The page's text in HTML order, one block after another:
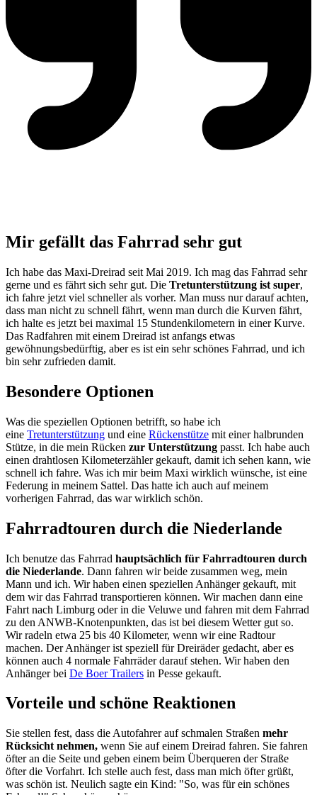
Mir gefällt das Fahrrad sehr gut
Ich habe das Maxi-Dreirad seit Mai 2019. Ich mag das Fahrrad sehr
gerne und es fährt sich sehr gut. Die Tretunterstützung ist super,
ich fahre jetzt viel schneller als vorher. Man muss nur darauf achten,
dass man nicht zu schnell fährt, wenn man durch die Kurven fährt,
ich halte es jetzt bei maximal 15 Stundenkilometern in einer Kurve.
Das Radfahren mit einem Dreirad ist anfangs etwas
gewöhnungsbedürftig, aber es ist ein sehr schönes Fahrrad, und ich
bin sehr zufrieden damit.
Besondere Optionen
Was die speziellen Optionen betrifft, so habe ich
eine Tretunterstützung und eine Rückenstütze mit einer halbrunden
Stütze, in die mein Rücken zur Unterstützung passt. Ich habe auch
einen drahtlosen Kilometerzähler gekauft, damit ich sehen kann, wie
schnell ich fahre. Was ich mir beim Maxi wirklich wünsche, ist eine
Federung in meinem Sattel. Das hatte ich auch auf meinem
vorherigen Fahrrad, das war wirklich schön.
Fahrradtouren durch die Niederlande
Ich benutze das Fahrrad hauptsächlich für Fahrradtouren durch
die Niederlande. Dann fahren wir beide zusammen weg, mein
Mann und ich. Wir haben einen speziellen Anhänger gekauft, mit
dem wir das Fahrrad transportieren können. Wir machen dann eine
Fahrt nach Limburg oder in die Veluwe und fahren mit dem Fahrrad
zu den ANWB-Knotenpunkten, das ist bei diesem Wetter gut so.
Wir radeln etwa 25 bis 40 Kilometer, wenn wir eine Radtour
machen. Der Anhänger ist speziell für Dreiräder gedacht, aber es
können auch 4 normale Fahrräder darauf stehen. Wir haben den
Anhänger bei De Boer Trailers in Pesse gekauft.
Vorteile und schöne Reaktionen
Sie stellen fest, dass die Autofahrer auf schmalen Straßen mehr
Rücksicht nehmen, wenn Sie auf einem Dreirad fahren. Sie fahren
öfter an die Seite und geben einem beim Überqueren der Straße
öfter die Vorfahrt. Ich stelle auch fest, dass man mich öfter grüßt,
was schön ist. Neulich sagte ein Kind: "So, was für ein schönes